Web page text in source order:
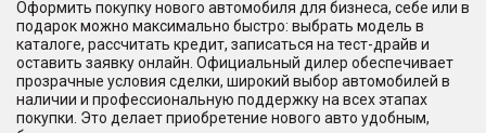
Оформить покупку нового автомобиля для бизнеса, себе или в
подарок можно максимально быстро: выбрать модель в
каталоге, рассчитать кредит, записаться на тест-драйв и
оставить заявку онлайн. Официальный дилер обеспечивает
прозрачные условия сделки, широкий выбор автомобилей в
наличии и профессиональную поддержку на всех этапах
покупки. Это делает приобретение нового авто удобным,